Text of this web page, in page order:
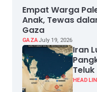
Empat Warga
Anak, Tewas
Gaza
GAZAJuly 19, 2026
Iran
Teluk